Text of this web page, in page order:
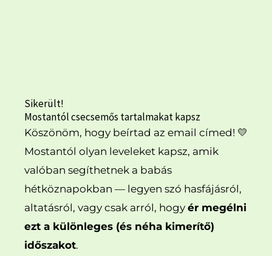
Sikerült!
Mostantól csecsemős tartalmakat kapsz
Köszönöm, hogy beírtad az email címed! 💛
Mostantól olyan leveleket kapsz, amik
valóban segíthetnek a babás
hétköznapokban — legyen szó hasfájásról,
altatásról, vagy csak arról, hogy ér megélni
ezt a különleges (és néha kimerítő)
időszakot.